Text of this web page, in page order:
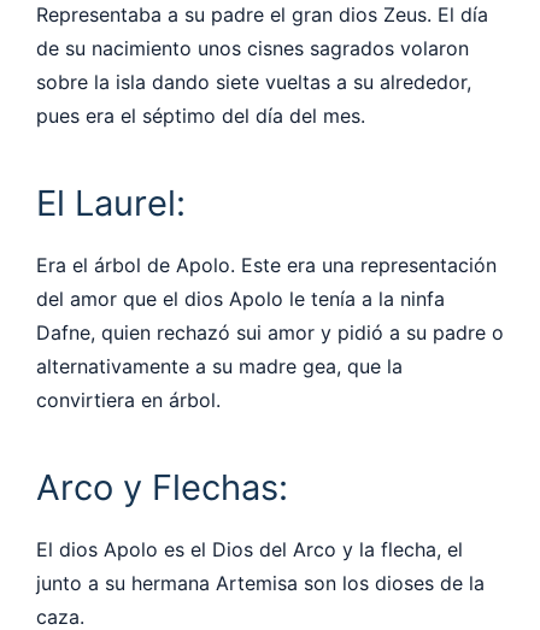
Representaba a su padre el gran dios Zeus. El día
de su nacimiento unos cisnes sagrados volaron
sobre la isla dando siete vueltas a su alrededor,
pues era el séptimo del día del mes.
El Laurel:
Era el árbol de Apolo. Este era una representación
del amor que el dios Apolo le tenía a la ninfa
Dafne, quien rechazó sui amor y pidió a su padre o
alternativamente a su madre gea, que la
convirtiera en árbol.
Arco y Flechas:
El dios Apolo es el Dios del Arco y la flecha, el
junto a su hermana Artemisa son los dioses de la
caza.